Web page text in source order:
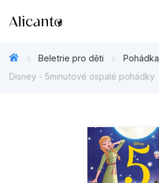
Beletrie pro děti
Pohádka
Disney - 5minutové ospalé pohádky